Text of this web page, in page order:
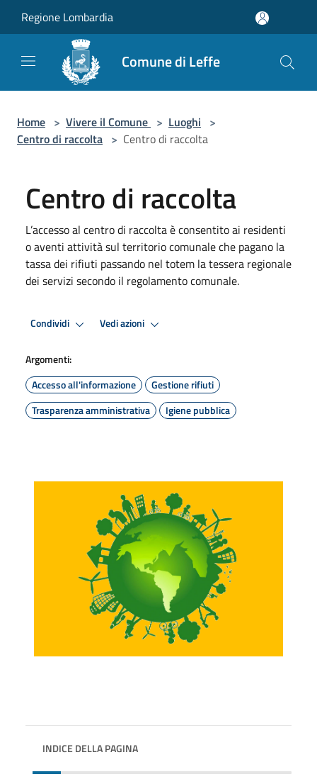
Regione Lombardia
Comune di Leffe
Home > Vivere il Comune > Luoghi >
Centro di raccolta > Centro di raccolta
Centro di raccolta
L’accesso al centro di raccolta è consentito ai residenti
o aventi attività sul territorio comunale che pagano la
tassa dei rifiuti passando nel totem la tessera regionale
dei servizi secondo il regolamento comunale.
Condividi Vedi azioni
Argomenti:
Accesso all'informazione
Gestione rifiuti
Trasparenza amministrativa
Igiene pubblica
INDICE DELLA PAGINA